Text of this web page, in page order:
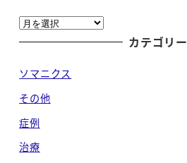
ア
ー
イ
ブ
カテゴリー
ソマニクス
その他
症例
治療